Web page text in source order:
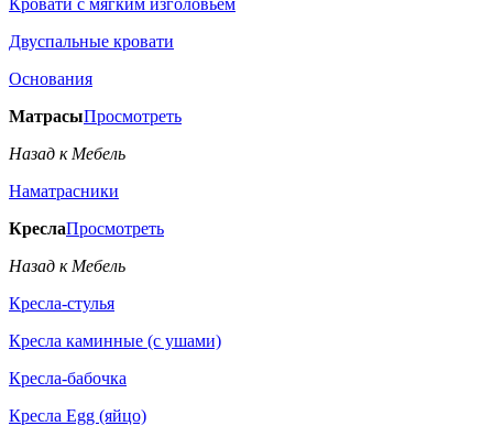
Кровати с мягким изголовьем
Двуспальные кровати
Основания
МатрасыПросмотреть
Назад к Мебель
Наматрасники
КреслаПросмотреть
Назад к Мебель
Кресла-стулья
Кресла каминные (с ушами)
Кресла-бабочка
Кресла Egg (яйцо)